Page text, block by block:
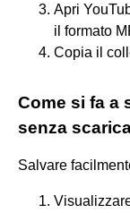
Apri
il formato
Copia il
Come si fa a
senza
Salvare